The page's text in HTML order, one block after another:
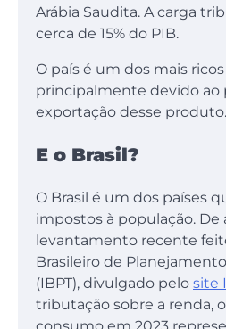
Arábia Saudita. A carga
cerca de 15% do PIB.
O país é um dos mais
principalmente devido ao
exportação desse produto.
E o Brasil?
O Brasil é um dos países
impostos à população.
levantamento recente
Brasileiro de
(IBPT), divulgado pelo site
tributação sobre a renda,